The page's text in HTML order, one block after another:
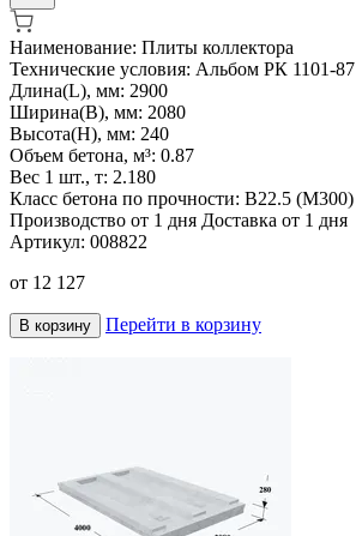
Наименование: Плиты коллектора
Технические условия: Альбом РК 1101-87
Длина(L), мм: 2900
Ширина(B), мм: 2080
Высота(H), мм: 240
Объем бетона, м³: 0.87
Вес 1 шт., т: 2.180
Класс бетона по прочности: В22.5 (М300)
Производство от 1 дня Доставка от 1 дня
Артикул: 008822
от 12 127
В корзину Перейти в корзину